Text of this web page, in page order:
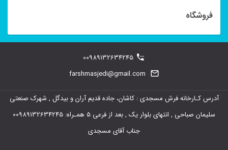
فروشگاه
00989132634245
farshmasjedi@gmail.com
آدرس کـارخانه فرش مسجدی : کاشان، جاده قدیم آران و بیدگل , شهرک صنعتی
سلیمان صباحی , انتهای بلوار یک , بعد از فرعی 5 همـراه: 00989132634245
جناب آقای مسجدی